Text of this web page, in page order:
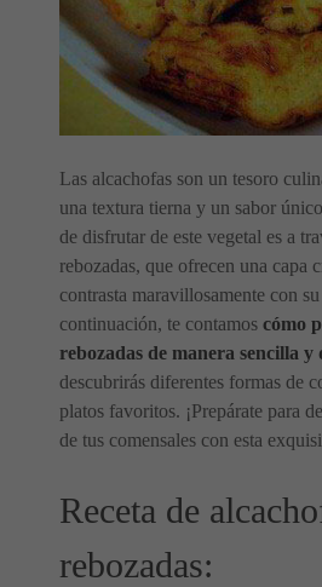
Las alcachofas son un tesoro
una textura tierna y un sabor
de disfrutar de este vegetal es a
rebozadas, que ofrecen una capa
contrasta maravillosamente con
continuación, te contamos cómo
rebozadas de manera sencilla y
descubrirás diferentes formas de
platos favoritos. ¡Prepárate para
de tus comensales con esta
Receta de
rebozadas: